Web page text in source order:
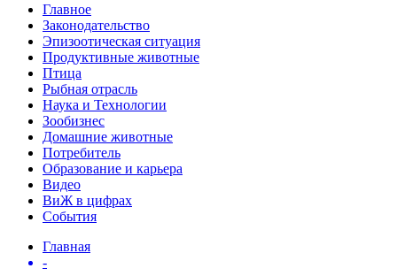
Главное
Законодательство
Эпизоотическая ситуация
Продуктивные животные
Птица
Рыбная отрасль
Наука и Технологии
Зообизнес
Домашние животные
Потребитель
Образование и карьера
Видео
ВиЖ в цифрах
События
Главная
-